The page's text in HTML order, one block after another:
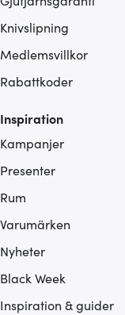
Knivslipning
Medlemsvillkor
Rabattkoder
Inspiration
Kampanjer
Presenter
Rum
Varumärken
Nyheter
Black Week
Inspiration & guider